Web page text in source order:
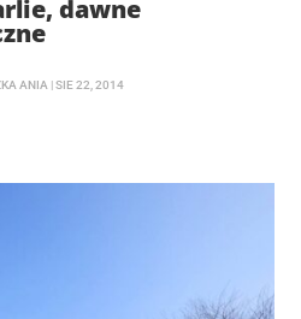
dawne
ANIA |SIE 22, 2014